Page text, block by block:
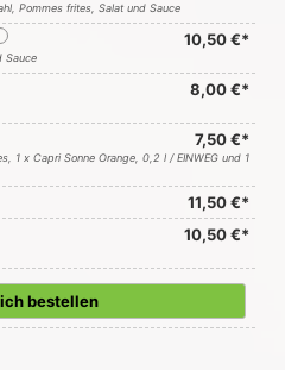
Pommes frites, Salat und Sauce
10,50 €*
Sauce
8,00 €*
7,50 €*
1 x Capri Sonne Orange , 0,2 l / EINWEG und 1
11,50 €*
10,50 €*
bestellen